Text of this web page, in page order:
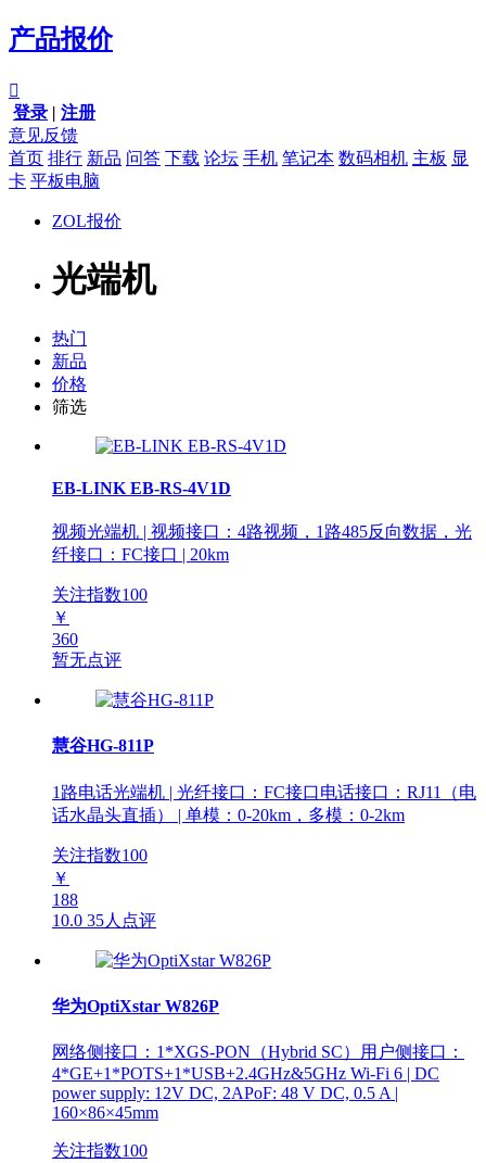
产品报价

登录 | 注册
意见反馈
首页 排行 新品 问答 下载 论坛 手机 笔记本 数码相机 主板 显
卡 平板电脑
ZOL报价
光端机
热门
新品
价格
筛选
EB-LINK EB-RS-4V1D
视频光端机 | 视频接口：4路视频，1路485反向数据，光
纤接口：FC接口 | 20km
关注指数100
￥
360
暂无点评
慧谷HG-811P
1路电话光端机 | 光纤接口：FC接口电话接口：RJ11（电
话水晶头直插） | 单模：0-20km，多模：0-2km
关注指数100
￥
188
10.0 35人点评
华为OptiXstar W826P
网络侧接口：1*XGS-PON（Hybrid SC）用户侧接口：
4*GE+1*POTS+1*USB+2.4GHz&5GHz Wi-Fi 6 | DC
power supply: 12V DC, 2APoF: 48 V DC, 0.5 A |
160×86×45mm
关注指数100